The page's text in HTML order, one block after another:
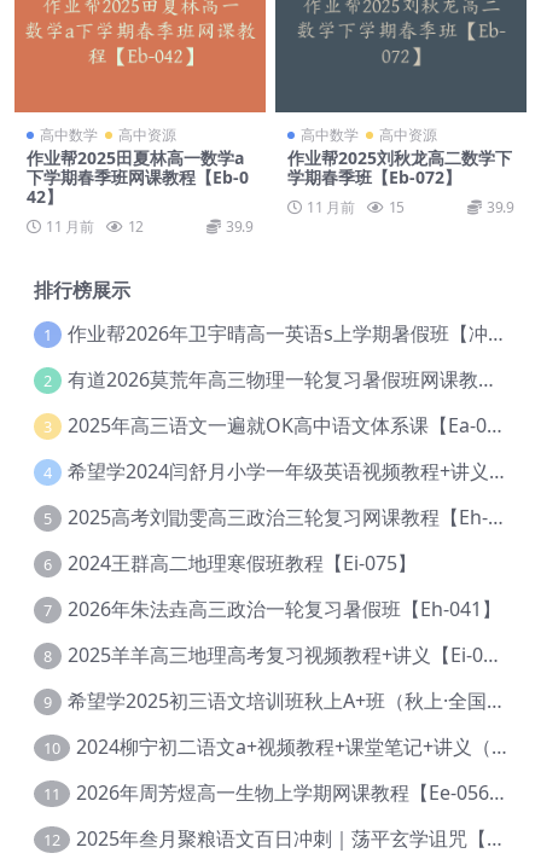
高中数学 高中资源
作业帮2025田夏林高一数学a
下学期春季班网课教程【Eb-0
42】
11 月前 12 39.9
高中数学 高中资源
作业帮2025刘秋龙高二数学下
学期春季班【Eb-072】
11 月前 15 39.9
排行榜展示
1 作业帮2026年卫宇晴高一英语s上学期暑假班【冲顶班】【Ec-003】
2 有道2026莫荒年高三物理一轮复习暑假班网课教程【Ef-044】
3 2025年高三语文一遍就OK高中语文体系课【Ea-028】
4 希望学2024闫舒月小学一年级英语视频教程+讲义【Cc-004】
5 2025高考刘勖雯高三政治三轮复习网课教程【Eh-061】
6 2024王群高二地理寒假班教程【Ei-075】
7 2026年朱法垚高三政治一轮复习暑假班【Eh-041】
8 2025羊羊高三地理高考复习视频教程+讲义【Ei-051】
9 希望学2025初三语文培训班秋上A+班（秋上·全国版·A+）【Da-031】
10 2024柳宁初二语文a+视频教程+课堂笔记+讲义（暑假班+秋季班）【Da-003】
11 2026年周芳煜高一生物上学期网课教程【Ee-056】
12 2025年叁月聚粮语文百日冲刺｜荡平玄学诅咒【Ea-001】